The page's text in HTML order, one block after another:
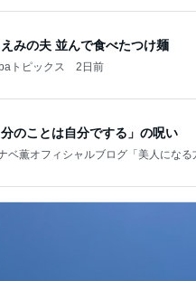
みの夫 並んで食べたつけ麺
トピックス 2日前
分のことは自分でする」の呪い
ベ薫オフィシャルブログ「美人になる